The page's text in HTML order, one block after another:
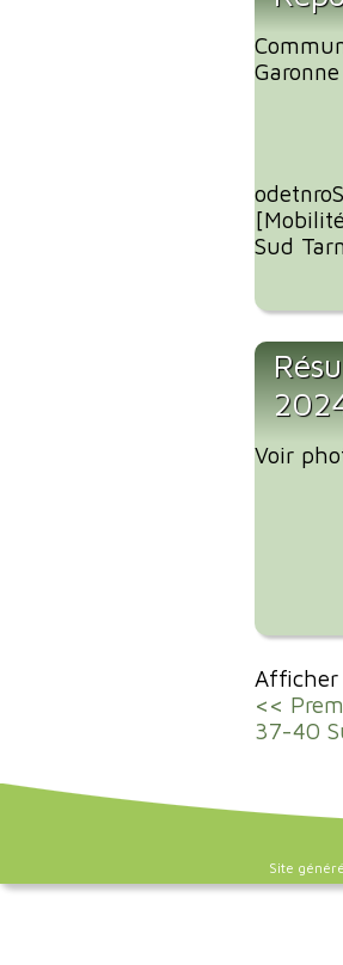
Garonne
Sud
Voir
Afficher
<<
37-40
Site